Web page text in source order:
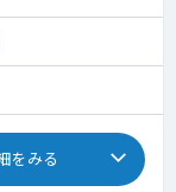
をみる